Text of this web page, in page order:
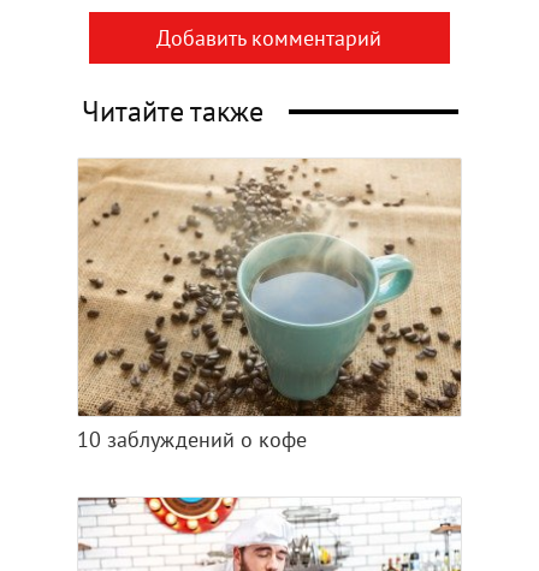
Добавить комментарий
Читайте также
10 заблуждений о кофе